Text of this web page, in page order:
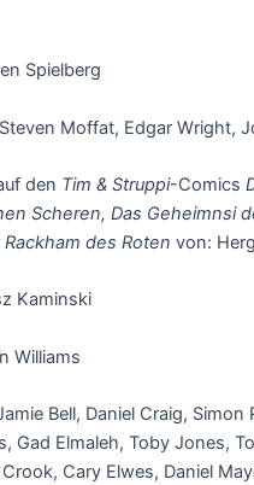
Spielberg
Moffat, Edgar Wright,
den Tim & Struppi-Comics
Scheren, Das Geheimnsi
des Roten von:
Kaminski
Williams
Bell, Daniel Craig, Simon
Gad Elmaleh, Toby Jones,
Cary Elwes, Daniel